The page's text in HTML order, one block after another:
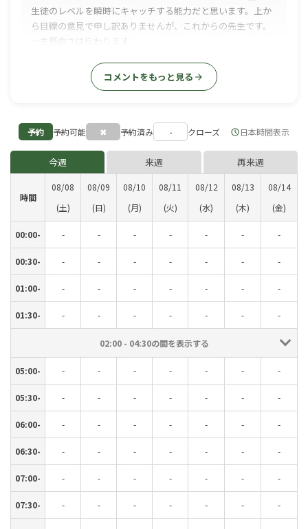
生徒のレベルを瞬時にキャッチする能力だと思います。上か
ら目線の意見で申し訳ありませんが、これからの先生です。
一生懸命さは伝わります。
コメントをもっと見る arrow_forward
予約 予約可能 ✖ 予約済み - クローズ schedule日本時間表示
今週
時間
08/08
(土)
08/09
(日)
08/10
(月)
08/11
(火)
08/12
(水)
08/13
(木)
08/14
(金)
00:00- - - - - - - -
00:30- - - - - - - -
01:00- - - - - - - -
01:30- - - - - - - -
02:00 - 04:30の間を表示する
05:00- - - - - - - -
05:30- - - - - - - -
06:00- - - - - - - -
06:30- - - - - - - -
07:00- - - - - - - -
07:30- - - - - - - -
来週 再来週